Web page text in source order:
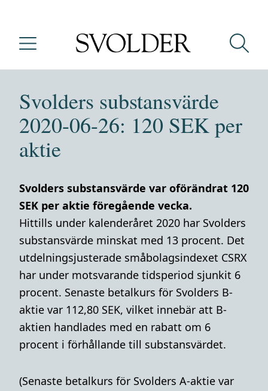
Svolders substansvärde
2020-06-26: 120 SEK per
aktie
Svolders substansvärde var oförändrat 120
SEK per aktie föregående vecka.
Hittills under kalenderåret 2020 har Svolders
substansvärde minskat med 13 procent. Det
utdelningsjusterade småbolagsindexet CSRX
har under motsvarande tidsperiod sjunkit 6
procent. Senaste betalkurs för Svolders B-
aktie var 112,80 SEK, vilket innebär att B-
aktien handlades med en rabatt om 6
procent i förhållande till substansvärdet.
(Senaste betalkurs för Svolders A-aktie var